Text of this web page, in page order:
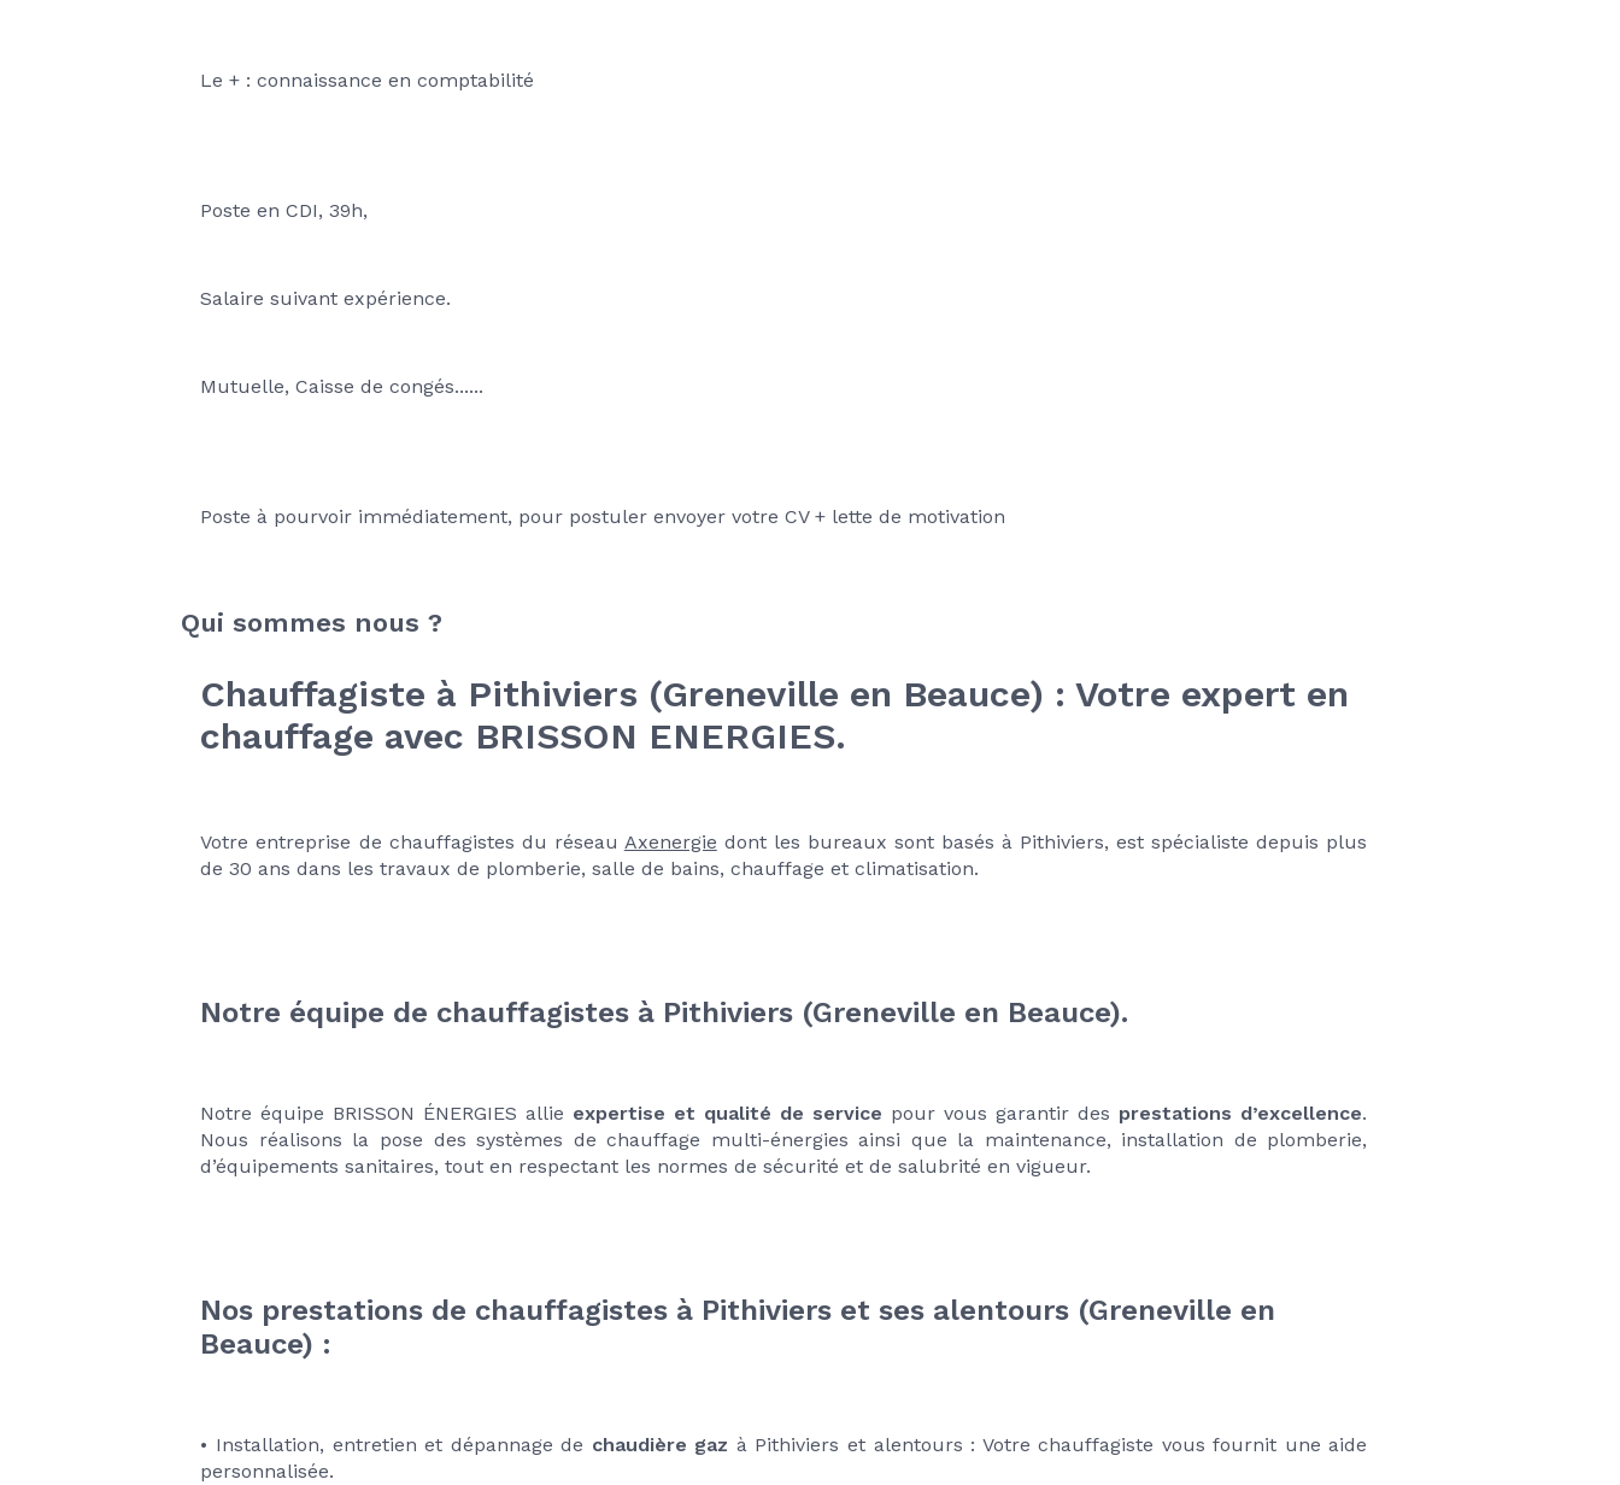
Le + : connaissance en comptabilité
Poste en CDI, 39h,
Salaire suivant expérience.
Mutuelle, Caisse de congés......
Poste à pourvoir immédiatement, pour postuler envoyer votre CV + lette de motivation
Qui sommes nous ?
Chauffagiste à Pithiviers (Greneville en Beauce) : Votre expert en
chauffage avec BRISSON ENERGIES.
Votre entreprise de chauffagistes du réseau Axenergie dont les bureaux sont basés à Pithiviers, est spécialiste depuis plus
de 30 ans dans les travaux de plomberie, salle de bains, chauffage et climatisation.
Notre équipe de chauffagistes à Pithiviers (Greneville en Beauce).
Notre équipe BRISSON ÉNERGIES allie expertise et qualité de service pour vous garantir des prestations d’excellence.
Nous réalisons la pose des systèmes de chauffage multi-énergies ainsi que la maintenance, installation de plomberie,
d’équipements sanitaires, tout en respectant les normes de sécurité et de salubrité en vigueur.
Nos prestations de chauffagistes à Pithiviers et ses alentours (Greneville en
Beauce) :
• Installation, entretien et dépannage de chaudière gaz à Pithiviers et alentours : Votre chauffagiste vous fournit une aide
personnalisée.